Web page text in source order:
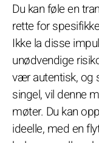
Du kan føle en
rette for
Ikke la disse
unødvendige
vær autentisk, og
singel, vil denne
møter. Du kan
ideelle, med en